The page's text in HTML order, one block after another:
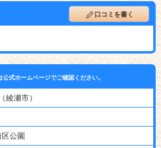
口コミを書く
式ホームページでご確認ください。
綾瀬市）
公園